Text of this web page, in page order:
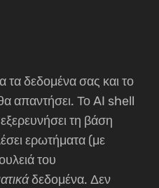
τα δεδομένα σας και το
απαντήσει. Το AI shell
τη βάση
ερωτήματα (με
του
δεδομένα. Δεν